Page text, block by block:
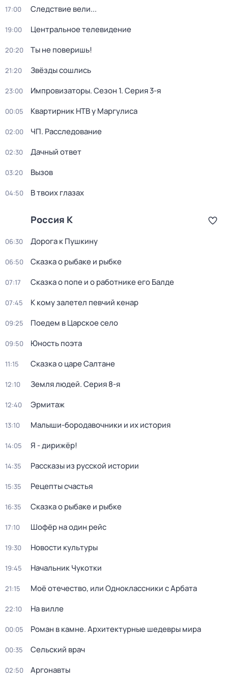
17:00 Следствие вели...
19:00 Центральное телевидение
20:20 Ты не поверишь!
21:20 Звёзды сошлись
23:00 Импровизаторы. Сезон 1. Серия 3-я
00:05 Квартирник НТВ у Маргулиса
02:00 ЧП. Расследование
02:30 Дачный ответ
03:20 Вызов
04:50 В твоих глазах
Россия К
06:30 Дорога к Пушкину
06:50 Сказка о рыбаке и рыбке
07:17 Сказка о попе и о работнике его Балде
07:45 К кому залетел певчий кенар
09:25 Поедем в Царское село
09:50 Юность поэта
11:15 Сказка о царе Салтане
12:10 Земля людей. Серия 8-я
12:40 Эрмитаж
13:10 Малыши-бородавочники и их история
14:05 Я - дирижёр!
14:35 Рассказы из русской истории
15:35 Рецепты счастья
16:35 Сказка о рыбаке и рыбке
17:10 Шофёр на один рейс
19:30 Новости культуры
19:45 Начальник Чукотки
21:15 Моё отечество, или Одноклассники с Арбата
22:10 На вилле
00:05 Роман в камне. Архитектурные шедевры мира
00:35 Сельский врач
02:50
Аргонавты